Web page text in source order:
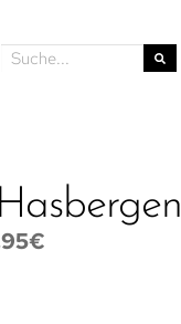
€